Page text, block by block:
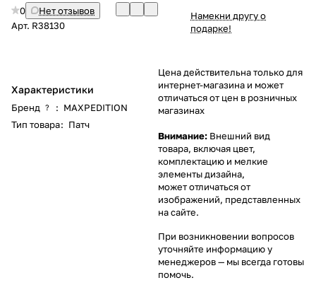
0
Нет отзывов
Арт. R38130
Характеристики
Бренд ? : MAXPEDITION
Тип товара: Патч
Намекни другу о
подарке!
Цена действительна только для
интернет-магазина и может
отличаться от цен в розничных
магазинах
Внимание: Внешний вид
товара, включая цвет,
комплектацию и мелкие
элементы дизайна,
может отличаться от
изображений, представленных
на сайте.
При возникновении вопросов
уточняйте информацию у
менеджеров— мы всегда готовы
помочь.